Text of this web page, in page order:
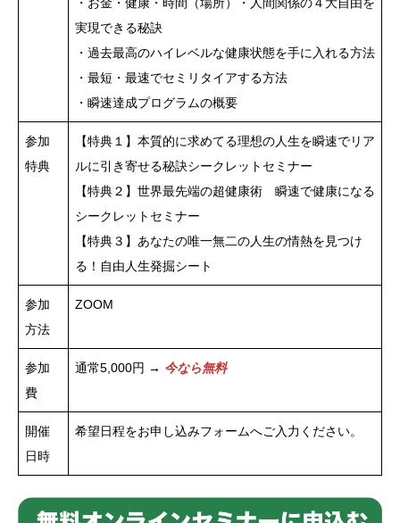
実現できる秘訣
・過去最高のハイレベルな健康状態を手に入れる方法
・最短・最速でセミリタイアする方法
・瞬速達成プログラムの概要
参加
特典
【特典１】本質的に求めてる理想の人生を瞬速でリア
ルに引き寄せる秘訣シークレットセミナー
【特典２】世界最先端の超健康術 瞬速で健康になる
シークレットセミナー
【特典３】あなたの唯一無二の人生の情熱を見つけ
る！自由人生発掘シート
参加
方法
ZOOM
参加
費
通常5,000円 → 今なら無料
開催
日時
希望日程をお申し込みフォームへご入力ください。